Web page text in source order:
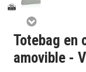
Totebag en
amovible -